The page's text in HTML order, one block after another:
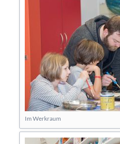
Im Werkraum